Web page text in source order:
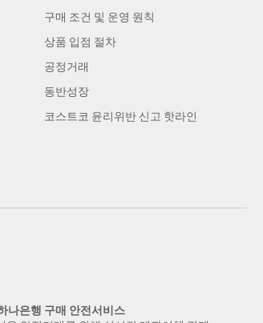
구매 조건 및 운영 원칙
상품 입점 절차
공정거래
동반성장
코스트코 윤리위반 신고 핫라인
나은행 구매 안전서비스